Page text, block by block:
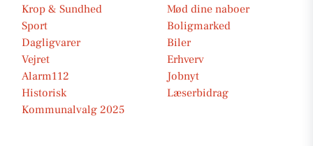
Krop & Sundhed
Mød dine naboer
Sport
Boligmarked
Dagligvarer
Biler
Vejret
Erhverv
Alarm112
Jobnyt
Historisk
Læserbidrag
Kommunalvalg 2025